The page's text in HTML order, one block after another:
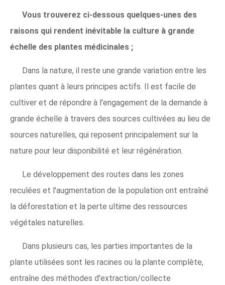
Vous trouverez ci-dessous quelques-unes des
raisons qui rendent inévitable la culture à grande
échelle des plantes médicinales ;
Dans la nature, il reste une grande variation entre les
plantes quant à leurs principes actifs. Il est facile de
cultiver et de répondre à l'engagement de la demande à
grande échelle à travers des sources cultivées au lieu de
sources naturelles, qui reposent principalement sur la
nature pour leur disponibilité et leur régénération.
Le développement des routes dans les zones
reculées et l'augmentation de la population ont entraîné
la déforestation et la perte ultime des ressources
végétales naturelles.
Dans plusieurs cas, les parties importantes de la
plante utilisées sont les racines ou la plante complète,
entraîne des méthodes d'extraction/collecte